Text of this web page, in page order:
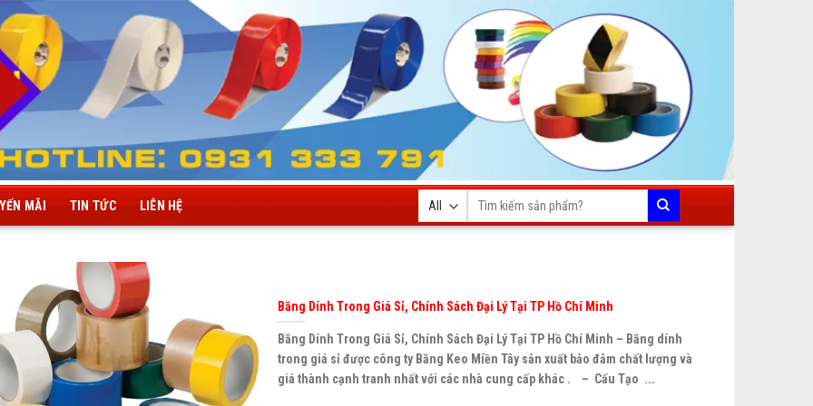
MÃI TIN TỨC LIÊN HỆ
Tìm
kiếm:
Băng Dính Trong Giá Sỉ, Chính Sách Đại Lý Tại TP Hồ Chí Minh
Băng Dính Trong Giá Sỉ, Chính Sách Đại Lý Tại TP Hồ Chí Minh – Băng dính
trong giá sỉ được công ty Băng Keo Miền Tây sản xuất bảo đảm chất lượng và
giá thành cạnh tranh nhất với các nhà cung cấp khác . – Cấu Tạo ...